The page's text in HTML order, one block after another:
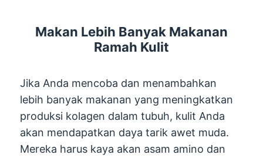
Makan Lebih Banyak Makanan
Ramah Kulit
Jika Anda mencoba dan menambahkan
lebih banyak makanan yang meningkatkan
produksi kolagen dalam tubuh, kulit Anda
akan mendapatkan daya tarik awet muda.
Mereka harus kaya akan asam amino dan